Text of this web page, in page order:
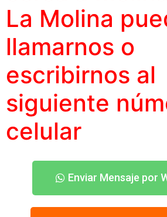
La Molina
llamarnos o
escribirnos al
siguiente
celular
Enviar Mensaje por